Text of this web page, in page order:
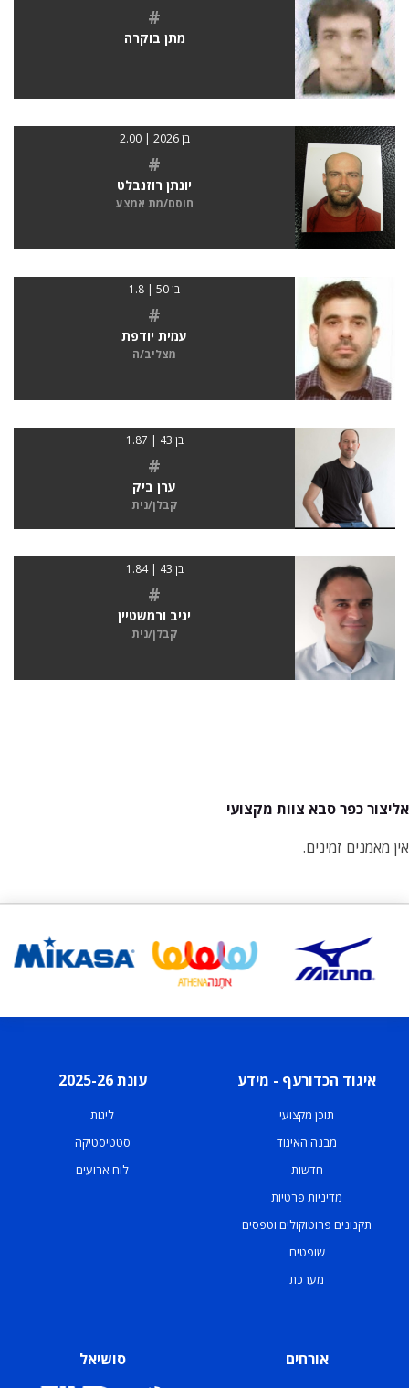
#
מתן בוקרה
בן 2026 | 2.00
#
יונתן רוזנבלט
חוסם/מת אמצע
בן 50 | 1.8
#
עמית יודפת
מצליב/ה
בן 43 | 1.87
#
ערן ביק
קבלן/נית
בן 43 | 1.84
#
יניב ורמשטיין
קבלן/נית
אליצור כפר סבא צוות מקצועי
אין מאמנים זמינים.
איגוד הכדורעף - מידע
תוכן מקצועי
מבנה האיגוד
חדשות
מדיניות פרטיות
תקנונים פרוטוקולים וטפסים
שופטים
מערכת
עונת 2025-26
ליגות
סטטיסטיקה
לוח ארועים
אורחים סושיאל